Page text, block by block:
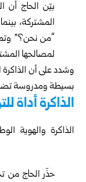
بيّن الحاج أن
المشتركة،
“من نحن؟”
لمصالحها
وشدد على أن الذاكرة
بسيطة ومدروسة
الذاكرة أداة
حذّر الحاج من